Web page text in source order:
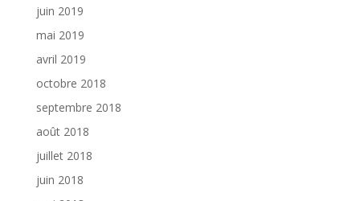
juin 2019
mai 2019
avril 2019
octobre 2018
septembre 2018
août 2018
juillet 2018
juin 2018